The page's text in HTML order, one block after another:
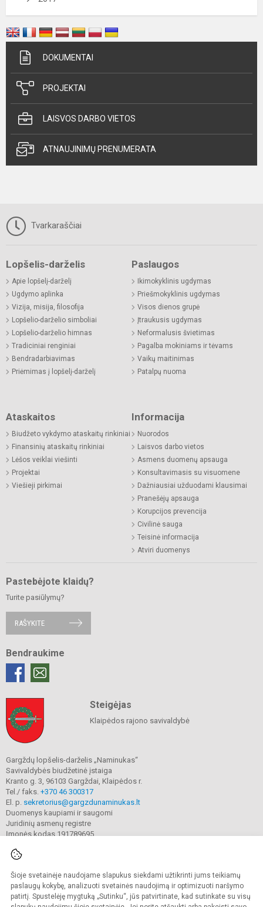
Šioje svetainėje naudojame slapukus siekdami užtikrinti jums teikiamų
paslaugų kokybę, analizuoti svetainės naudojimą ir optimizuoti naršymo
patirtį. Spustelėję mygtuką „Sutinku“, jūs patvirtinate, kad sutinkate su visų
DOKUMENTAI
PROJEKTAI
LAISVOS DARBO VIETOS
ATNAUJINIMŲ PRENUMERATA
Tvarkaraščiai
Lopšelis-darželis
Apie lopšelį-darželį
Ugdymo aplinka
Vizija, misija, filosofija
Lopšelio-darželio simboliai
Lopšelio-darželio himnas
Tradiciniai renginiai
Bendradarbiavimas
Priėmimas į lopšelį-darželį
Paslaugos
Ikimokyklinis ugdymas
Priešmokyklinis ugdymas
Visos dienos grupė
Įtraukusis ugdymas
Neformalusis švietimas
Pagalba mokiniams ir tėvams
Vaikų maitinimas
Patalpų nuoma
Ataskaitos
Biudžeto vykdymo ataskaitų rinkiniai
Finansinių ataskaitų rinkiniai
Lėšos veiklai viešinti
Projektai
Viešieji pirkimai
Informacija
Nuorodos
Laisvos darbo vietos
Asmens duomenų apsauga
Konsultavimasis su visuomene
Dažniausiai užduodami klausimai
Pranešėjų apsauga
Korupcijos prevencija
Civilinė sauga
Teisinė informacija
Atviri duomenys
Pastebėjote klaidų?
Turite pasiūlymų?
RAŠYKITE
Bendraukime
Steigėjas
Klaipėdos rajono savivaldybė
Gargždų lopšelis-darželis „Naminukas“
Savivaldybės biudžetinė įstaiga
Kranto g. 3, 96103 Gargždai, Klaipėdos r.
Tel./ faks. +370 46 300317
El. p. sekretorius@gargzdunaminukas.lt
Duomenys kaupiami ir saugomi
Juridinių asmenų registre
Įmonės kodas 191789695
© 2025. Gargždų lopšelio-darželio ,,Naminukas". Visos teisės saugomos.
Kopijuoti turinį be raštiško įstaigos administracijos sutikimo griežtai draudžiama.
Prieinamumo paraiška Slapukų valdymas